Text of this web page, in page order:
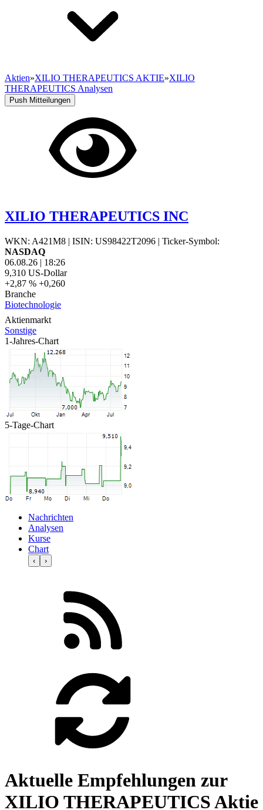
Aktien»XILIO THERAPEUTICS AKTIE»XILIO
THERAPEUTICS Analysen
Push Mitteilungen
XILIO THERAPEUTICS INC
WKN: A421M8 | ISIN: US98422T2096 | Ticker-Symbol:
NASDAQ
06.08.26 | 18:26
9,310 US-Dollar
+2,87 % +0,260
Branche
Biotechnologie
Aktienmarkt
Sonstige
1-Jahres-Chart
5-Tage-Chart
Nachrichten
Analysen
Kurse
Chart
‹ ›
Aktuelle Empfehlungen zur
XILIO THERAPEUTICS Aktie